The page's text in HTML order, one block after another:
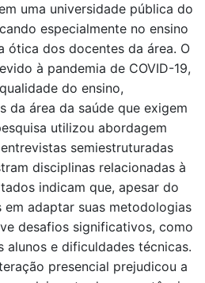
uma universidade pública do
especialmente no ensino
ótica dos docentes da área. O
à pandemia de COVID-19,
do ensino,
da área da saúde que exigem
utilizou abordagem
semiestruturadas
disciplinas relacionadas à
indicam que, apesar do
adaptar suas metodologias
desafios significativos, como
e dificuldades técnicas.
presencial prejudicou a